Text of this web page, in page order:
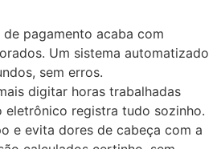
pagamento acaba com
Um sistema automatizado
sem erros.
digitar horas trabalhadas
eletrônico registra tudo sozinho.
e evita dores de cabeça com a